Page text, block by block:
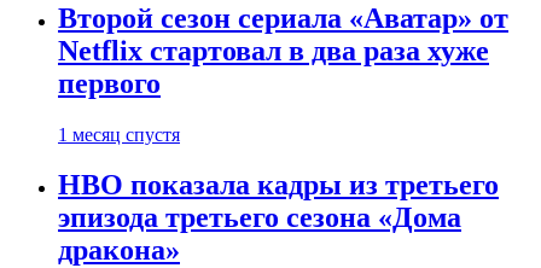
Второй сезон сериала «Аватар» от
Netflix стартовал в два раза хуже
первого
1 месяц спустя
HBO показала кадры из третьего
эпизода третьего сезона «Дома
дракона»